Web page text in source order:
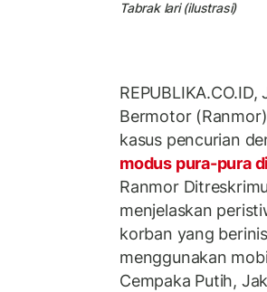
Tabrak lari (ilustrasi)
Bermotor
kasus pencurian
modus pura-pura
Ranmor
menjelaskan
korban yang
menggunakan
Cempaka Putih,